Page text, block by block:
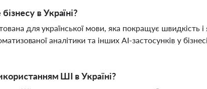
в Україні?
для української мови, яка покращує швидкість і
аналітики та інших AI-застосунків у
ШІ в Україні?